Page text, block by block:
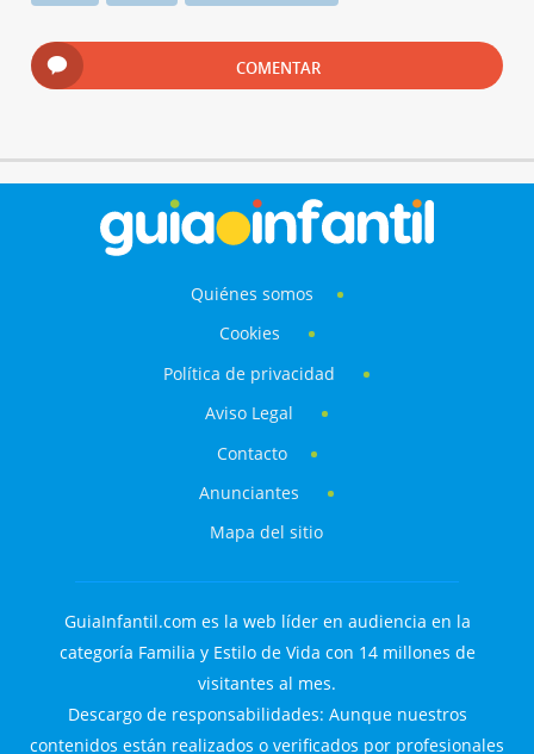
COMENTAR
Quiénes somos
Cookies
Política de privacidad
Aviso Legal
Contacto
Anunciantes
Mapa del sitio
GuiaInfantil.com es la web líder en audiencia en la
categoría Familia y Estilo de Vida con 14 millones de
visitantes al mes.
Descargo de responsabilidades: Aunque nuestros
contenidos están realizados o verificados por profesionales